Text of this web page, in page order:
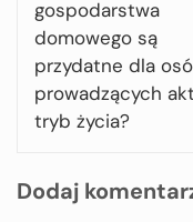
gospodarstwa
domowego są
przydatne dla
prowadzących
tryb życia?
Dodaj